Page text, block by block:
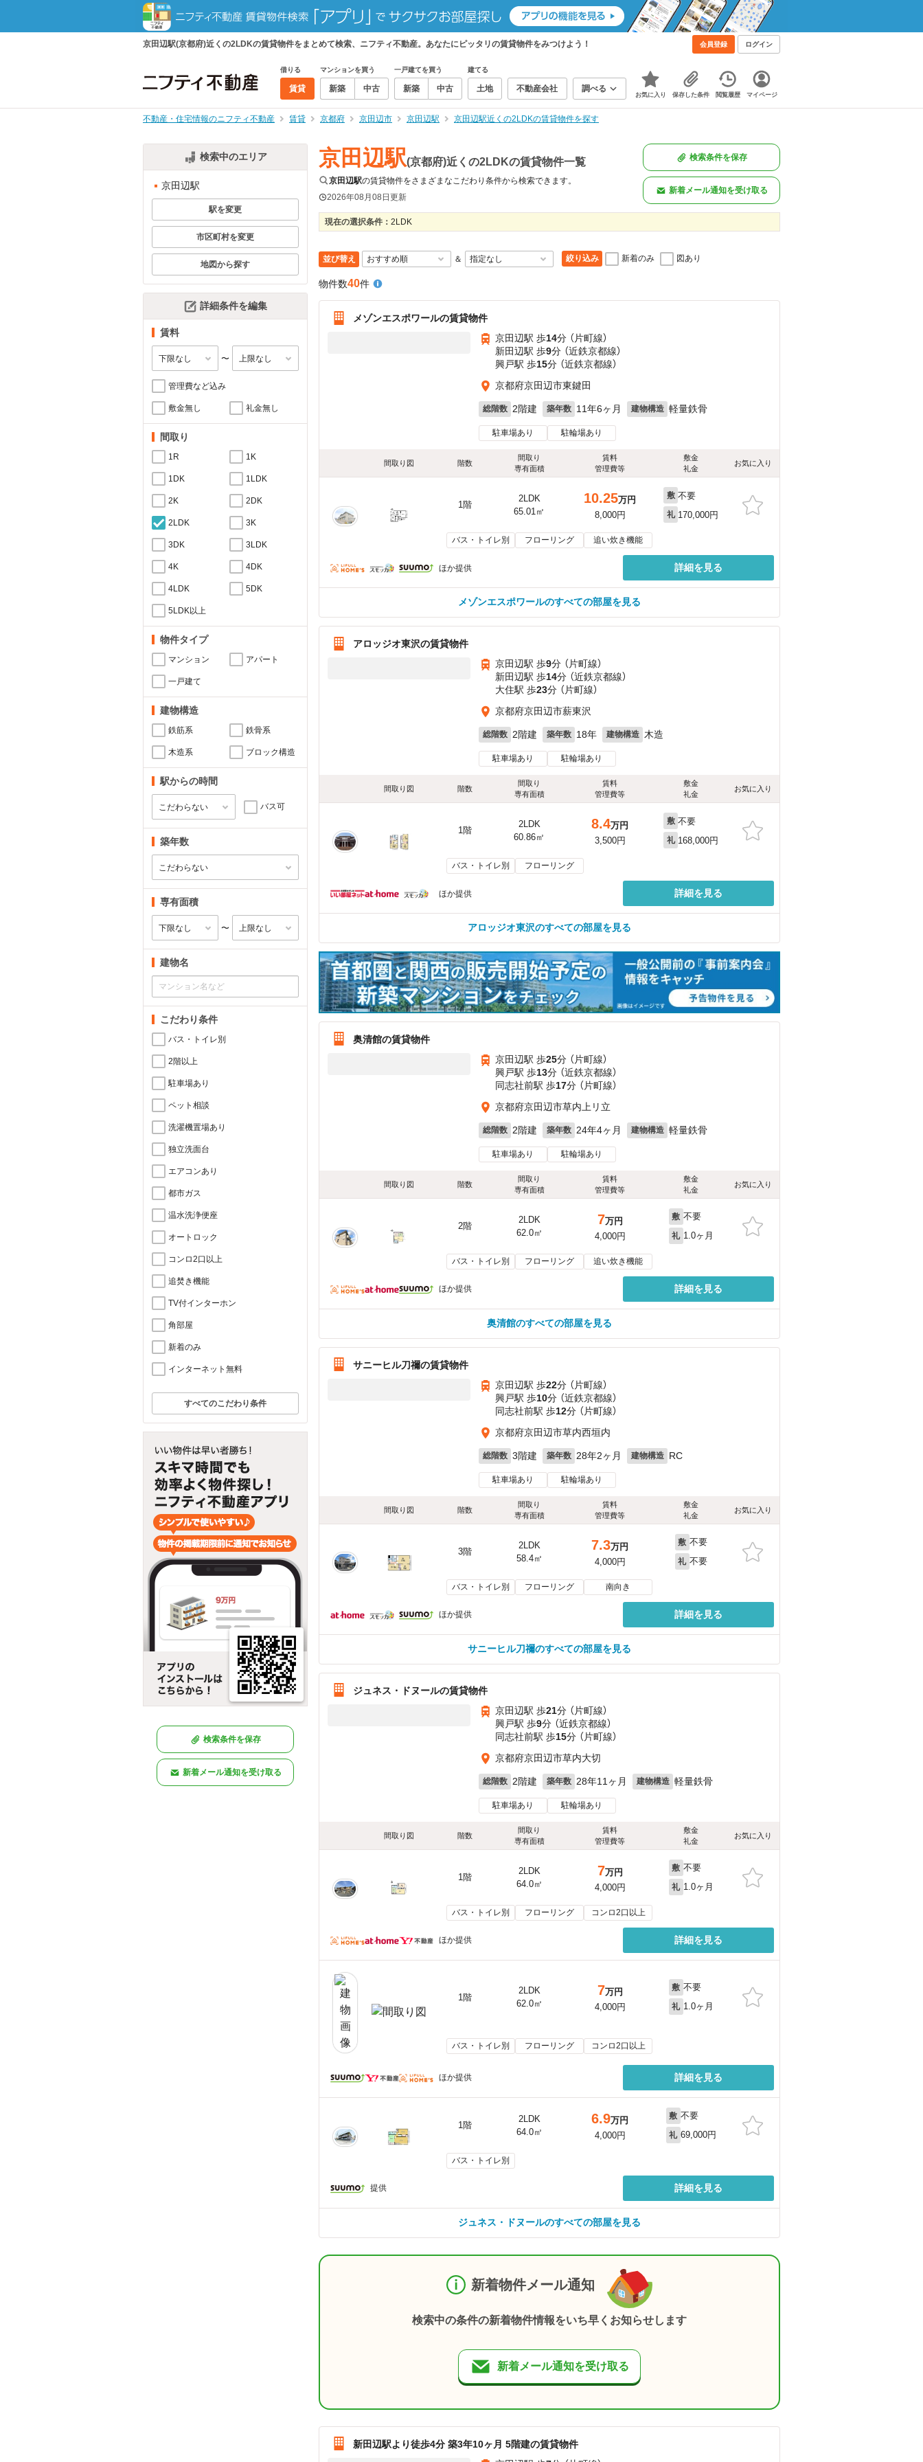
京田辺駅(京都府)近くの2LDKの賃貸物件をまとめて検索、ニフティ不動産。あなたにピッタリの賃貸物件をみつけよう！ 会員登録 ログイン
借りる
賃貸
マンションを買う
新築 中古
一戸建てを買う
新築 中古
建てる
土地 不動産会社 調べる
お気に入り 保存した条件 閲覧履歴 マイページ
不動産・住宅情報のニフティ不動産 賃貸 京都府 京田辺市 京田辺駅 京田辺駅近くの2LDKの賃貸物件を探す
検索中のエリア
京田辺駅
駅を変更
市区町村を変更
地図から探す
詳細条件を編集
賃料
〜
管理費など込み
敷金無し 礼金無し
間取り
1R 1K
1DK 1LDK
2K 2DK
2LDK 3K
3DK 3LDK
4K 4DK
4LDK 5DK
5LDK以上
物件タイプ
マンション アパート
一戸建て
建物構造
鉄筋系 鉄骨系
木造系 ブロック構造
駅からの時間
バス可
築年数
専有面積
〜
建物名
こだわり条件
バス・トイレ別
2階以上
駐車場あり
ペット相談
洗濯機置場あり
独立洗面台
エアコンあり
都市ガス
温水洗浄便座
オートロック
コンロ2口以上
追焚き機能
TV付インターホン
角部屋
新着のみ
インターネット無料
すべてのこだわり条件
検索条件を保存
新着メール通知を受け取る
京田辺駅(京都府)近くの2LDKの賃貸物件一覧
京田辺駅の賃貸物件をさまざまなこだわり条件から検索できます。
2026年08月08日更新
検索条件を保存
新着メール通知を受け取る
現在の選択条件： 2LDK
並び替え ＆ 絞り込み 新着のみ 図あり
物件数40件
メゾンエスポワールの賃貸物件
京田辺駅 歩14分 （片町線）
新田辺駅 歩9分 （近鉄京都線）
興戸駅 歩15分 （近鉄京都線）
京都府京田辺市東鍵田
総階数 2階建 築年数 11年6ヶ月 建物構造 軽量鉄骨
駐車場あり 駐輪場あり
間取り図 階数
間取り
専有面積
賃料
管理費等
敷金
礼金
お気に入り
1階
2LDK
65.01㎡
10.25万円
8,000円
敷 不要
礼 170,000円
バス・トイレ別 フローリング 追い炊き機能
ほか提供 詳細を見る
メゾンエスポワールのすべての部屋を見る
アロッジオ東沢の賃貸物件
京田辺駅 歩9分 （片町線）
新田辺駅 歩14分 （近鉄京都線）
大住駅 歩23分 （片町線）
京都府京田辺市薪東沢
総階数 2階建 築年数 18年 建物構造 木造
駐車場あり 駐輪場あり
間取り図 階数
間取り
専有面積
賃料
管理費等
敷金
礼金
お気に入り
1階
2LDK
60.86㎡
8.4万円
3,500円
敷 不要
礼 168,000円
バス・トイレ別 フローリング
ほか提供 詳細を見る
アロッジオ東沢のすべての部屋を見る
奥清館の賃貸物件
京田辺駅 歩25分 （片町線）
興戸駅 歩13分 （近鉄京都線）
同志社前駅 歩17分 （片町線）
京都府京田辺市草内上リ立
総階数 2階建 築年数 24年4ヶ月 建物構造 軽量鉄骨
駐車場あり 駐輪場あり
間取り図 階数
間取り
専有面積
賃料
管理費等
敷金
礼金
お気に入り
2階
2LDK
62.0㎡
7万円
4,000円
敷 不要
礼 1.0ヶ月
バス・トイレ別 フローリング 追い炊き機能
ほか提供 詳細を見る
奥清館のすべての部屋を見る
サニーヒル刀禰の賃貸物件
京田辺駅 歩22分 （片町線）
興戸駅 歩10分 （近鉄京都線）
同志社前駅 歩12分 （片町線）
京都府京田辺市草内西垣内
総階数 3階建 築年数 28年2ヶ月 建物構造 RC
駐車場あり 駐輪場あり
間取り図 階数
間取り
専有面積
賃料
管理費等
敷金
礼金
お気に入り
3階
2LDK
58.4㎡
7.3万円
4,000円
敷 不要
礼 不要
バス・トイレ別 フローリング 南向き
ほか提供 詳細を見る
サニーヒル刀禰のすべての部屋を見る
ジュネス・ドヌールの賃貸物件
京田辺駅 歩21分 （片町線）
興戸駅 歩9分 （近鉄京都線）
同志社前駅 歩15分 （片町線）
京都府京田辺市草内大切
総階数 2階建 築年数 28年11ヶ月 建物構造 軽量鉄骨
駐車場あり 駐輪場あり
間取り図 階数
間取り
専有面積
賃料
管理費等
敷金
礼金
お気に入り
1階
2LDK
64.0㎡
7万円
4,000円
敷 不要
礼 1.0ヶ月
バス・トイレ別 フローリング コンロ2口以上
ほか提供 詳細を見る
1階
2LDK
62.0㎡
7万円
4,000円
敷 不要
礼 1.0ヶ月
バス・トイレ別 フローリング コンロ2口以上
ほか提供 詳細を見る
1階
2LDK
64.0㎡
6.9万円
4,000円
敷 不要
礼 69,000円
バス・トイレ別
提供 詳細を見る
ジュネス・ドヌールのすべての部屋を見る
新着物件メール通知
検索中の条件の新着物件情報をいち早くお知らせします
新着メール通知を受け取る
新田辺駅より徒歩4分 築3年10ヶ月 5階建の賃貸物件